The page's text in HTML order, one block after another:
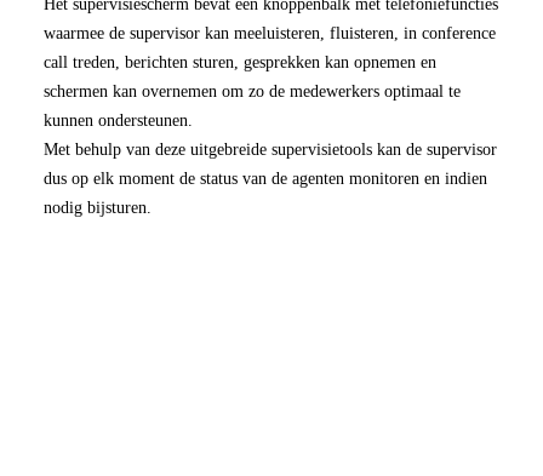
Het supervisiescherm bevat een knoppenbalk met telefoniefuncties
waarmee de supervisor kan meeluisteren, fluisteren, in conference
call treden, berichten sturen, gesprekken kan opnemen en
schermen kan overnemen om zo de medewerkers optimaal te
kunnen ondersteunen.
Met behulp van deze uitgebreide supervisietools kan de supervisor
dus op elk moment de status van de agenten monitoren en indien
nodig bijsturen.